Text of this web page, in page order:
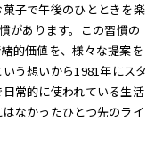
子で午後のひとときを楽
があります。この習慣の
的価値を、様々な提案を
う想いから1981年にスタ
常的に使われている生活
なかったひとつ先のライ